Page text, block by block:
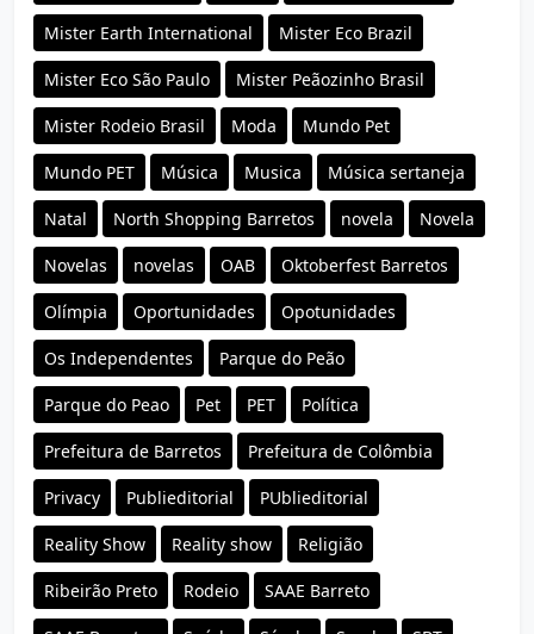
Mister Earth International Mister Eco Brazil
Mister Eco São Paulo Mister Peãozinho Brasil
Mister Rodeio Brasil Moda Mundo Pet
Mundo PET Música Musica Música sertaneja
Natal North Shopping Barretos novela Novela
Novelas novelas OAB Oktoberfest Barretos
Olímpia Oportunidades Opotunidades
Os Independentes Parque do Peão
Parque do Peao Pet PET Política
Prefeitura de Barretos Prefeitura de Colômbia
Privacy Publieditorial PUblieditorial
Reality Show Reality show Religião
Ribeirão Preto Rodeio SAAE Barreto